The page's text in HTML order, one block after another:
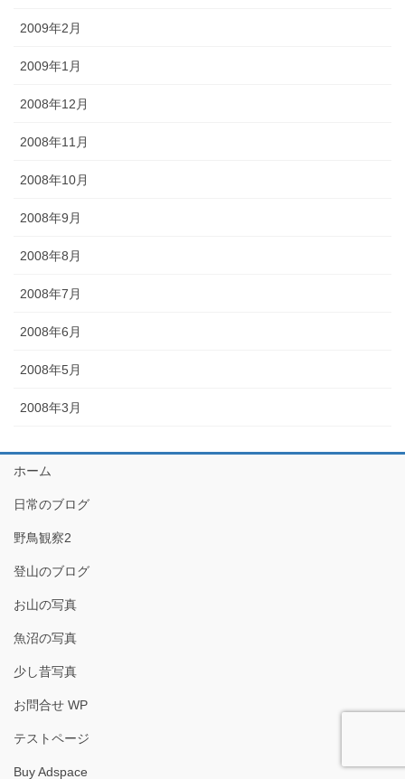
2009年2月
2009年1月
2008年12月
2008年11月
2008年10月
2008年9月
2008年8月
2008年7月
2008年6月
2008年5月
2008年3月
ホーム
日常のブログ
野鳥観察2
登山のブログ
お山の写真
魚沼の写真
少し昔写真
お問合せ WP
テストページ
Buy Adspace